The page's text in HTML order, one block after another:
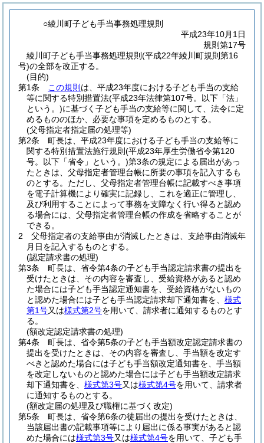
○綾川町子ども手当事務処理規則
平成23年10月1日
規則第17号
綾川町子ども手当事務処理規則(平成22年綾川町規則第16
号)の全部を改正する。
(目的)
第1条
この規則 は、平成23年度における子ども手当の支給
等に関する特別措置法(平成23年法律第107号。以下「法」
という。)に基づく子ども手当の支給等に関して、法令に定
めるもののほか、必要な事項を定めるものとする。
(父母指定者指定届の処理等)
第2条
町長は、平成23年度における子ども手当の支給等に
関する特別措置法施行規則 (平成23年厚生労働省令第120
号。以下「省令」という。)第3条の規定による届出があっ
たときは、父母指定者管理台帳に所要の事項を記入するも
のとする。 ただし、父母指定者管理台帳に記載すべき事項
を電子計算機により確実に記録し、これを適正に管理し、
及び利用することによって事務を支障なく行い得ると認め
る場合には、父母指定者管理台帳の作成を省略することが
できる。
2
父母指定者の支給事由が消滅したときは、支給事由消滅年
月日を記入するものとする。
(認定請求書の処理)
第3条
町長は、省令第4条の子ども手当認定請求書の提出を
受けたときは、その内容を審査し、受給資格があると認め
た場合には子ども手当認定通知書を、受給資格がないもの
と認めた場合には子ども手当認定請求却下通知書を、 様式
第1号又は様式第2号を用いて、請求者に通知するものとす
る。
(額改定認定請求書の処理)
第4条
町長は、省令第5条の子ども手当額改定認定請求書の
提出を受けたときは、その内容を審査し、手当額を改定す
べきと認めた場合には子ども手当額改定通知書を、手当額
を改定しないものと認めた場合には子ども手当額改定請求
却下通知書を、 様式第3号又は様式第4号を用いて、請求者
に通知するものとする。
(額改定届の処理及び職権に基づく改定)
第5条
町長は、省令第6条の徒届出の提出を受けたときは、
当該届出書の記載事項等により届出に係る事実があると認
めた場合には様式第3号又は様式第4号を用いて、子ども手